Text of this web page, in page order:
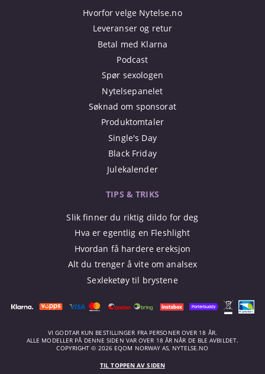
Hvorfor velge Nytelse.no
Leveranser og retur
Betal med Klarna
Podcast
Spør sexologen
Nytelsepanelet
Søknad om sponsorat
Produktomtaler
Single's Day
Black Friday
Julekalender
TIPS & TRIKS
Slik finner du riktig dildo for deg
Hva er egentlig en Fleshlight
Hvordan få hardere ereksjon
Alt du trenger å vite om analsex
Sexleketøy til brystene
VI GODTAR KUN BESTILLINGER FRA PERSONER OVER 18 ÅR.
ALLE MODELLER PÅ DENNE SIDEN VAR OVER 18 ÅR NÅR DE BLE AVBILDET.
COPYRIGHT © 2026 EQOM NORWAY AS, NYTELSE.NO
TIL TOPPEN AV SIDEN